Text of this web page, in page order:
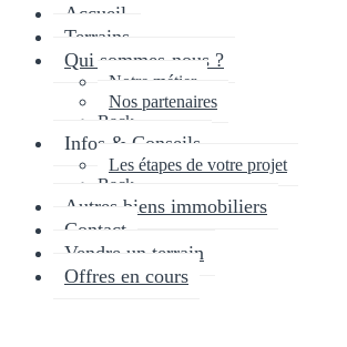
Accueil
Terrains
Qui sommes-nous ?
Notre métier
Nos partenaires
Back
Infos & Conseils
Les étapes de votre projet
Back
Autres biens immobiliers
Contact
Vendre un terrain
Offres en cours